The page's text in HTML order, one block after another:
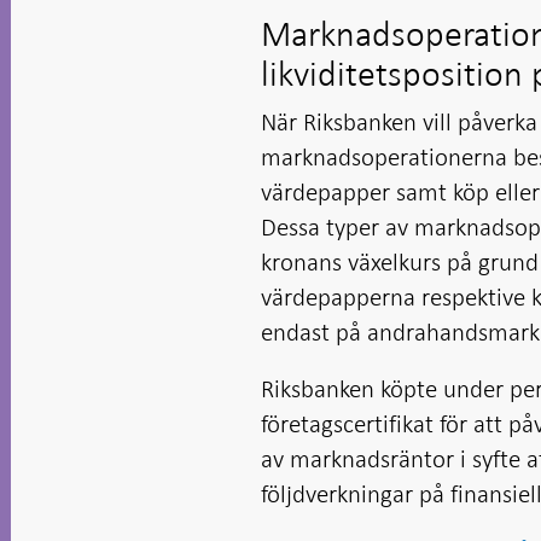
likviditetsposition
När Riksbanken vill
marknadsoperationerna
värdepapper samt köp
Dessa typer av
kronans växelkurs på
värdepapperna respektive
endast på
Riksbanken köpte under
företagscertifikat för att
av marknadsräntor i syfte
följdverkningar på